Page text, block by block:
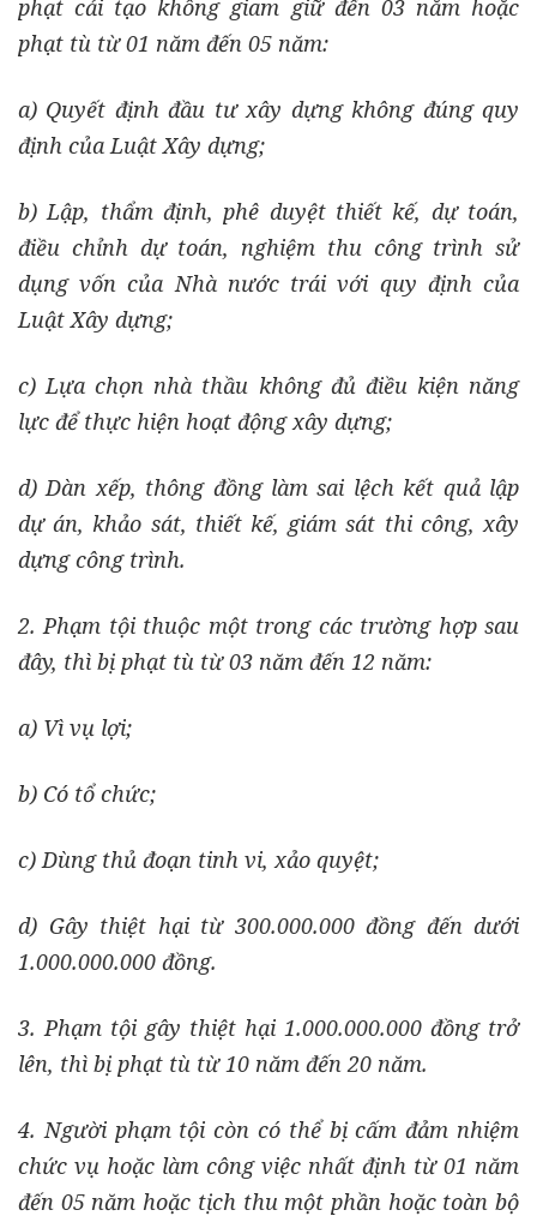
phạt cải tạo không giam giữ đến 03 năm hoặc
phạt tù từ 01 năm đến 05 năm:
a) Quyết định đầu tư xây dựng không đúng quy
định của Luật Xây dựng;
b) Lập, thẩm định, phê duyệt thiết kế, dự toán,
điều chỉnh dự toán, nghiệm thu công trình sử
dụng vốn của Nhà nước trái với quy định của
Luật Xây dựng;
c) Lựa chọn nhà thầu không đủ điều kiện năng
lực để thực hiện hoạt động xây dựng;
d) Dàn xếp, thông đồng làm sai lệch kết quả lập
dự án, khảo sát, thiết kế, giám sát thi công, xây
dựng công trình.
2. Phạm tội thuộc một trong các trường hợp sau
đây, thì bị phạt tù từ 03 năm đến 12 năm:
a) Vì vụ lợi;
b) Có tổ chức;
c) Dùng thủ đoạn tinh vi, xảo quyệt;
d) Gây thiệt hại từ 300.000.000 đồng đến dưới
1.000.000.000 đồng.
3. Phạm tội gây thiệt hại 1.000.000.000 đồng trở
lên, thì bị phạt tù từ 10 năm đến 20 năm.
4. Người phạm tội còn có thể bị cấm đảm nhiệm
chức vụ hoặc làm công việc nhất định từ 01 năm
đến 05 năm hoặc tịch thu một phần hoặc toàn bộ